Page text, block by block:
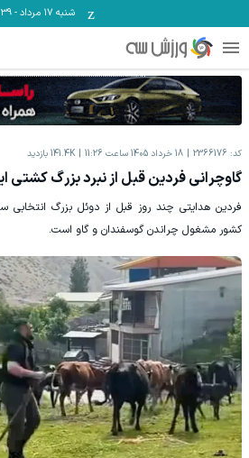
شنبه ۱۷ مرداد -
کد: 2366176 18 خرداد 1405 ساعت 11:26 141.4K بازدید
گاوچرانی فردین قبل از نبرد بزرگ کشتی
فردین هدایتی چند روز قبل از دوئل بزرگ
کشور مشغول چراندن گوسفندان و گاو است.